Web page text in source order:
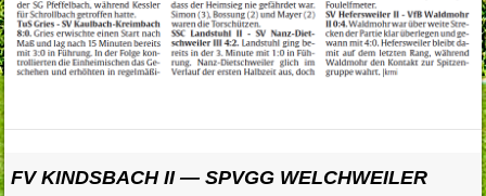
FV KINDSBACH II — SPVGG WELCHWEILER